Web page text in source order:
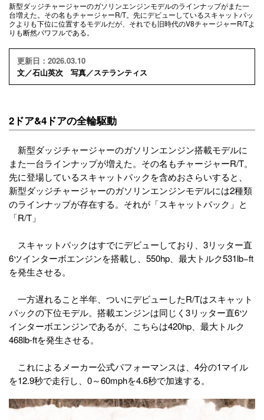
新型ダッジチャージャーのガソリンエンジンモデルのラインナップがまた一
台増えた。その名もチャージャーR/T。先にデビューしているスキャットパッ
クよりも下位に位置するモデルだが、それでも旧時代のV8チャージャーR/Tよ
りも断然パワフルである。
更新日：2026.03.10
文／石山英次 写真／ステランティス
2ドア&4ドアの全輪駆動
新型ダッジチャージャーのガソリンエンジン搭載モデルに
また一台ラインナップが増えた。その名もチャージャーR/T。
先に登場しているスキャットパックを含めおさらいすると、
新型ダッジチャージャーのガソリンエンジンモデルには2種類
のラインナップが存在する。それが「スキャットパック」と
「R/T」
スキャットパックはすでにデビューしており、3リッター直
6ツインターボエンジンを搭載し、550hp、最大トルク531lb−ft
を発生させる。
一方遅れること半年、ついにデビューしたR/Tはスキャット
パックの下位モデル。搭載エンジンは同じく3リッター直6ツ
インターボエンジンであるが、こちらは420hp、最大トルク
468lb-ftを発生させる。
これによるメーカー公式パフォーマンスは、4分の1マイル
を12.9秒で走行し、0～60mphを4.6秒で加速する。